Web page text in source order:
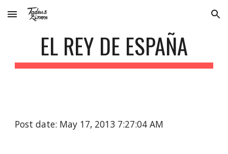
Skip to main content Skip to navigation
EL REY DE ESPAÑA
Post date: May 17, 2013 7:27:04 AM